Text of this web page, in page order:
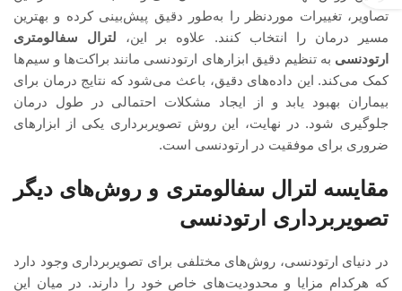
تصاویر، تغییرات موردنظر را به‌طور دقیق پیش‌بینی کرده و بهترین
مسیر درمان را انتخاب کنند. علاوه بر این، لترال سفالومتری
ارتودنسی به تنظیم دقیق ابزارهای ارتودنسی مانند براکت‌ها و سیم‌ها
کمک می‌کند. این داده‌های دقیق، باعث می‌شود که نتایج درمان برای
بیماران بهبود یابد و از ایجاد مشکلات احتمالی در طول درمان
جلوگیری شود. در نهایت، این روش تصویربرداری یکی از ابزارهای
ضروری برای موفقیت در ارتودنسی است.
مقایسه لترال سفالومتری و روش‌های دیگر
تصویربرداری ارتودنسی
در دنیای ارتودنسی، روش‌های مختلفی برای تصویربرداری وجود دارد
که هرکدام مزایا و محدودیت‌های خاص خود را دارند. در میان این